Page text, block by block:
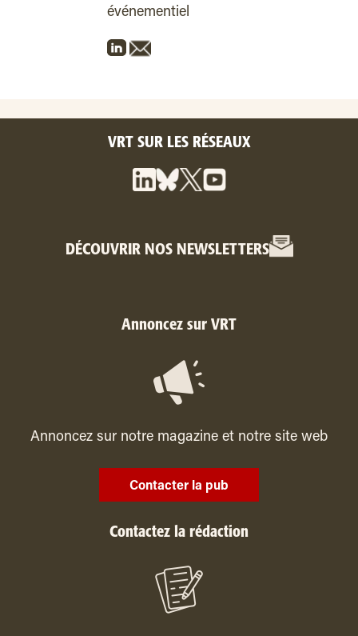
événementiel
VRT SUR LES RÉSEAUX
DÉCOUVRIR NOS NEWSLETTERS
Annoncez sur VRT
Annoncez sur notre magazine et notre site web
Contacter la pub
Contactez la rédaction